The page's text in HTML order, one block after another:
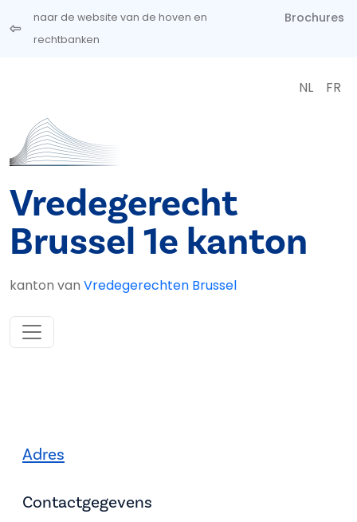
Overslaan en naar de inhoud gaan
naar de website van de hoven en
rechtbanken
Brochures
NL FR
Vredegerecht
Brussel 1e kanton
kanton van Vredegerechten Brussel
Adres
Contactgegevens